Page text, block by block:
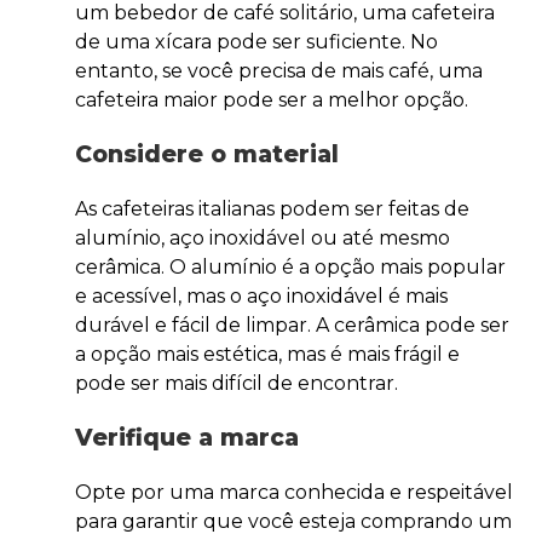
um bebedor de café solitário, uma cafeteira
de uma xícara pode ser suficiente. No
entanto, se você precisa de mais café, uma
cafeteira maior pode ser a melhor opção.
Considere o material
As cafeteiras italianas podem ser feitas de
alumínio, aço inoxidável ou até mesmo
cerâmica. O alumínio é a opção mais popular
e acessível, mas o aço inoxidável é mais
durável e fácil de limpar. A cerâmica pode ser
a opção mais estética, mas é mais frágil e
pode ser mais difícil de encontrar.
Verifique a marca
Opte por uma marca conhecida e respeitável
para garantir que você esteja comprando um